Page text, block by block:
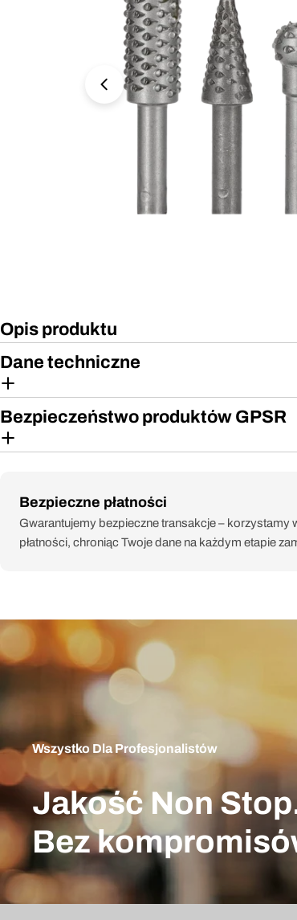
Otwórz media 0 w oknie modalnym
Opis produktu
Dane techniczne
Bezpieczeństwo produktów GPSR
Bezpieczne płatności
Metody
płatności
Gwarantujemy bezpieczne transakcje – korzystamy
płatności, chroniąc Twoje dane na każdym etapie
Wszystko Dla Profesjonalistów
Jakość Non
Bez